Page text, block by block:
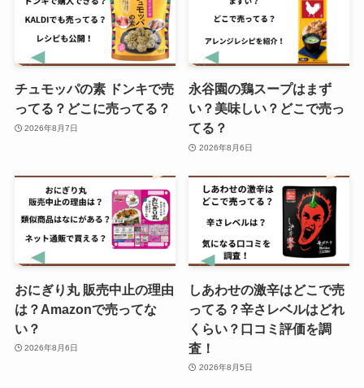
い？
で売ってる？どこで買える？イオ
ンで手に入る？定価はいくら？
田辺農園のバナナはどこで売って
る？ローソンで買える？安全性を
調査！
コアラパン 販売中止？売っていな
い理由は？
チュモッパの素 ドンキで売
ってる？どこに売ってる？
2026年8月7日
永谷園の鶏スープはまず
い？美味しい？どこで売っ
てる？
2026年8月6日
おにぎり丸 販売中止の理由
は？Amazonで売ってな
い？
2026年8月6日
しあわせの激辛はどこで売
ってる？辛さレベルはどれ
くらい？口コミ評価を調
査！
2026年8月5日